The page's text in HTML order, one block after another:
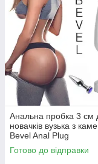
Анальна пробка 3 см
новачків вузька з
Bevel Anal Plug
Готово до відправки